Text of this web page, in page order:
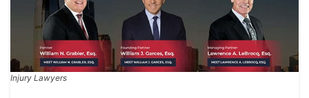
Injury Lawyers